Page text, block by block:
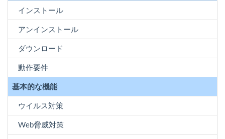
インストール
アンインストール
ダウンロード
動作要件
基本的な機能
ウイルス対策
Web脅威対策